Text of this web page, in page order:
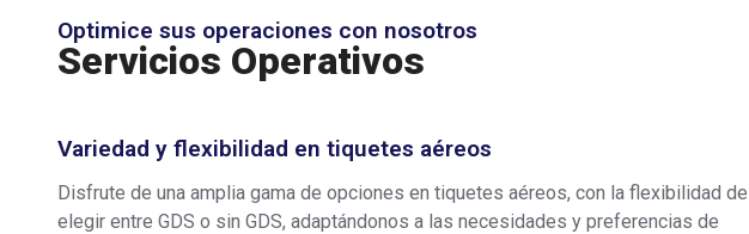
Optimice sus operaciones con nosotros
Servicios Operativos
Variedad y flexibilidad en tiquetes aéreos
Disfrute de una amplia gama de opciones en tiquetes aéreos, con la flexibilidad de
elegir entre GDS o sin GDS, adaptándonos a las necesidades y preferencias de